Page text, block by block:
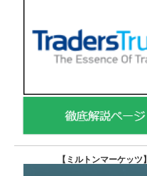
【 ミルトンマーケッツ】